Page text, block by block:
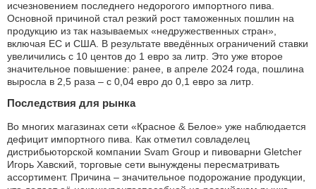
АВТО И МОТО
ЭГОИЗМ
БЛОГ
исчезновением последнего недорогого импортного пива.
Основной причиной стал резкий рост таможенных пошлин на
продукцию из так называемых «недружественных стран»,
включая ЕС и США. В результате введённых ограничений ставки
увеличились с 10 центов до 1 евро за литр. Это уже второе
значительное повышение: ранее, в апреле 2024 года, пошлина
выросла в 2,5 раза – с 0,04 евро до 0,1 евро за литр.
Последствия для рынка
Во многих магазинах сети «Красное & Белое» уже наблюдается
дефицит импортного пива. Как отметил совладелец
дистрибьюторской компании Svam Group и пивоварни Gletcher
Игорь Хавский, торговые сети вынуждены пересматривать
ассортимент. Причина – значительное подорожание продукции,